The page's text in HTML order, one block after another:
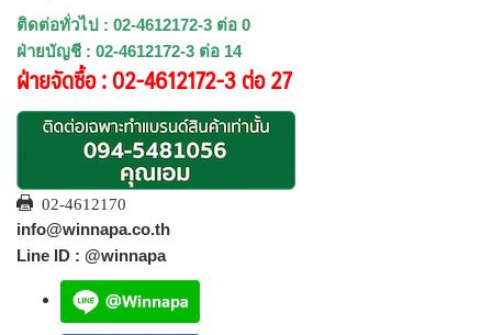
ติดต่อทั่วไป : 02-4612172-3 ต่อ 0
ฝ่ายบัญชี : 02-4612172-3 ต่อ 14
ฝ่ายจัดซื้อ : 02-4612172-3 ต่อ 27
02-4612170
info@winnapa.co.th
Line ID : @winnapa